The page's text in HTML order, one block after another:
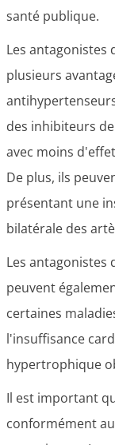
santé publique.
Les antagonistes
plusieurs
des inhibiteurs
avec moins
De plus, ils
présentant une
bilatérale des
Les antagonistes
peuvent
certaines
l'insuffisance
hypertrophique
Il est important
conformément